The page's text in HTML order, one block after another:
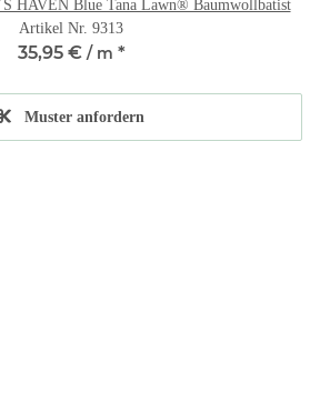
HAVEN Blue Tana Lawn® Baumwollbatist
Artikel Nr. 9313
35,95 €/ m *
Muster anfordern